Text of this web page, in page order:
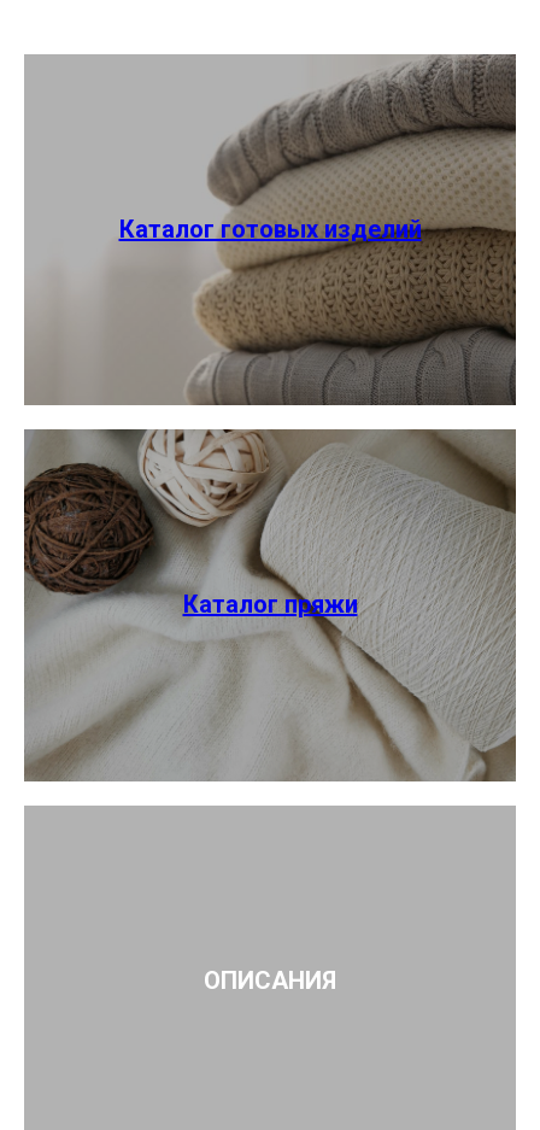
Каталог готовых изделий
Каталог пряжи
ОПИСАНИЯ